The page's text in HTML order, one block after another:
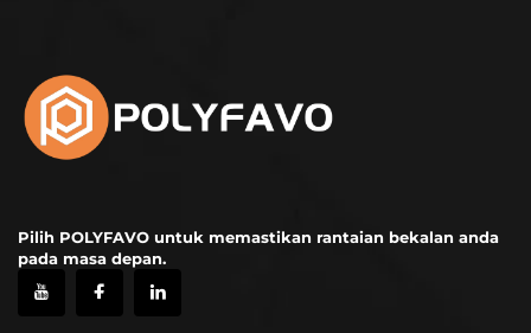
Pilih POLYFAVO untuk memastikan rantaian bekalan anda
pada masa depan.